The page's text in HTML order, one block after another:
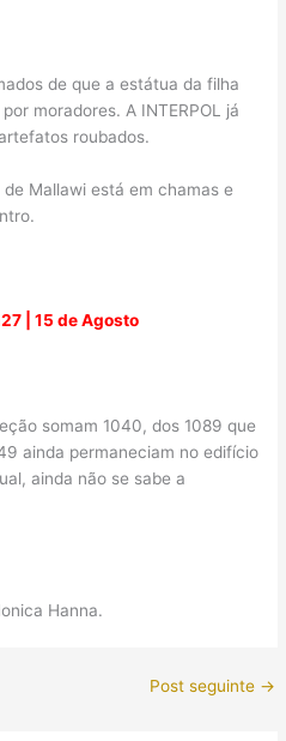
de que a estátua da filha
moradores. A INTERPOL já
roubados.
Mallawi está em chamas e
| 15 de Agosto
somam 1040, dos 1089 que
ainda permaneciam no edifício
ainda não se sabe a
Hanna.
Post seguinte →